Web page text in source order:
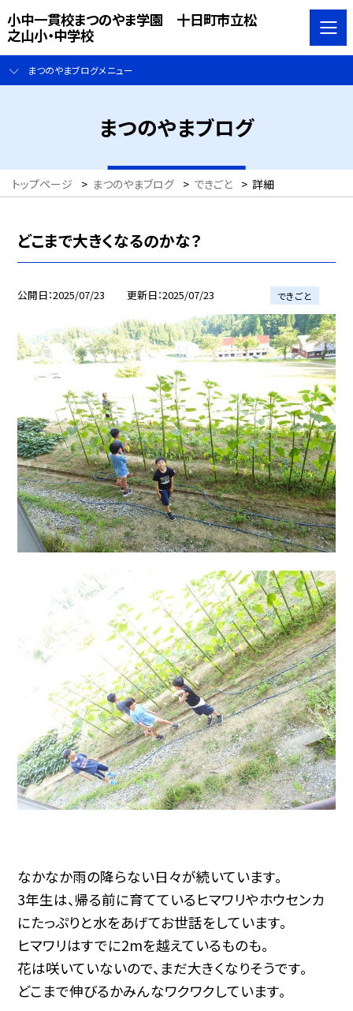
小中一貫校まつのやま学園 十日町市立松
之山小・中学校
まつのやまブログメニュー
まつのやまブログ
トップページ > まつのやまブログ > できごと > 詳細
どこまで大きくなるのかな？
公開日 2025/07/23 更新日 2025/07/23 できごと
なかなか雨の降らない日々が続いています。
3年生は、帰る前に育てているヒマワリやホウセンカ
にたっぷりと水をあげてお世話をしています。
ヒマワリはすでに2mを越えているものも。
花は咲いていないので、まだ大きくなりそうです。
どこまで伸びるかみんなワクワクしています。